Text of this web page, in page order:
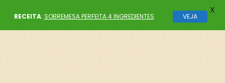
RECEITA: SOBREMESA PERFEITA 4 INGREDIENTES VEJA
X